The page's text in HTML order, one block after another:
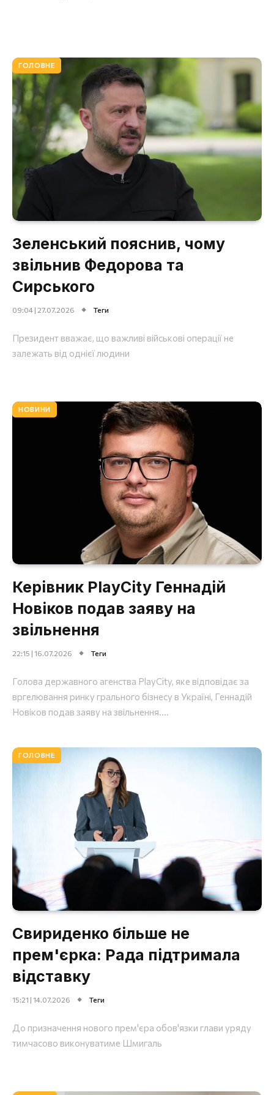
ГОЛОВНЕ
Зеленський пояснив, чому
звільнив Федорова та
Сирського
09:04 | 27.07.2026 Теги
Президент вважає, що важливі військові операції не
залежать від однієї людини
НОВИНИ
Керівник PlayCity Геннадій
Новіков подав заяву на
звільнення
22:15 | 16.07.2026 Теги
Голова державного агенства PlayCity, яке відповідає за
вргелювання ринку грального бізнесу в Україні, Геннадій
Новіков подав заяву на звільнення....
ГОЛОВНЕ
Свириденко більше не
прем'єрка: Рада підтримала
відставку
15:21 | 14.07.2026 Теги
До призначення нового прем'єра обов'язки глави уряду
тимчасово виконуватиме Шмигаль